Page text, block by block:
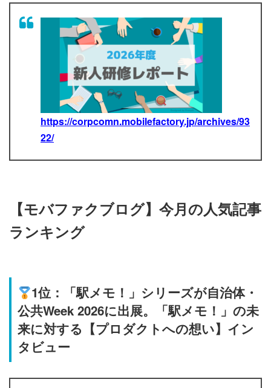
https://corpcomn.mobilefactory.jp/archives/93
22/
【モバファクブログ】今月の人気記事
ランキング
1位：「駅メモ！」シリーズが自治体・
公共Week 2026に出展。「駅メモ！」の未
来に対する【プロダクトへの想い】イン
タビュー